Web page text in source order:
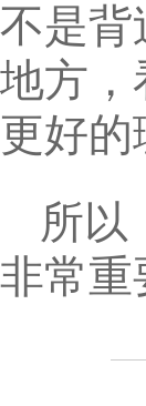
不是背
地方，
更好
所以
非常重